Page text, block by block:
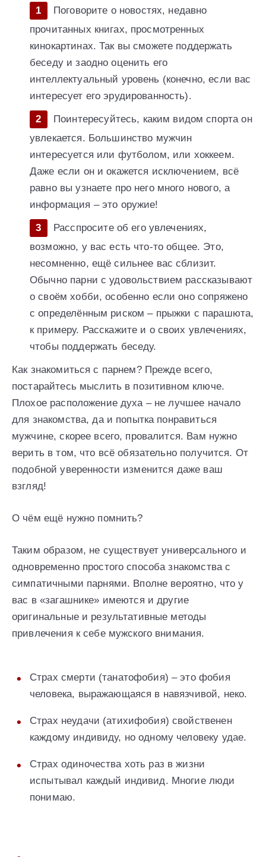
Поговорите о новостях, недавно
прочитанных книгах, просмотренных
кинокартинах. Так вы сможете поддержать
беседу и заодно оценить его
интеллектуальный уровень (конечно, если вас
интересует его эрудированность).
Поинтересуйтесь, каким видом спорта он
увлекается. Большинство мужчин
интересуется или футболом, или хоккеем.
Даже если он и окажется исключением, всё
равно вы узнаете про него много нового, а
информация – это оружие!
Расспросите об его увлечениях,
возможно, у вас есть что-то общее. Это,
несомненно, ещё сильнее вас сблизит.
Обычно парни с удовольствием рассказывают
о своём хобби, особенно если оно сопряжено
с определённым риском – прыжки с парашюта,
к примеру. Расскажите и о своих увлечениях,
чтобы поддержать беседу.
Как знакомиться с парнем? Прежде всего,
постарайтесь мыслить в позитивном ключе.
Плохое расположение духа – не лучшее начало
для знакомства, да и попытка понравиться
мужчине, скорее всего, провалится. Вам нужно
верить в том, что всё обязательно получится. От
подобной уверенности изменится даже ваш
взгляд!
О чём ещё нужно помнить?
Таким образом, не существует универсального и
одновременно простого способа знакомства с
симпатичными парнями. Вполне вероятно, что у
вас в «загашнике» имеются и другие
оригинальные и результативные методы
привлечения к себе мужского внимания.
Страх смерти (танатофобия) – это фобия
человека, выражающаяся в навязчивой, неко.
Страх неудачи (атихифобия) свойственен
каждому индивиду, но одному человеку удае.
Страх одиночества хоть раз в жизни
испытывал каждый индивид. Многие люди
понимаю.